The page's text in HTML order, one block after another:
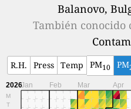
Balanovo,
También conocido
R.H. Press Temp PM10 PM
2026
M
T
Jan Feb Mar Apr